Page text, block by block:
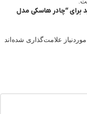
برای “چادر هاسکی مدل
علامت‌گذاری شده‌اند